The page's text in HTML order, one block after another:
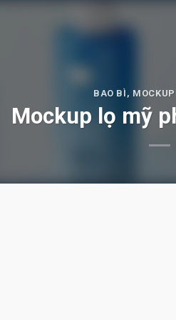
BAO BÌ ,
Mockup lọ mỹ